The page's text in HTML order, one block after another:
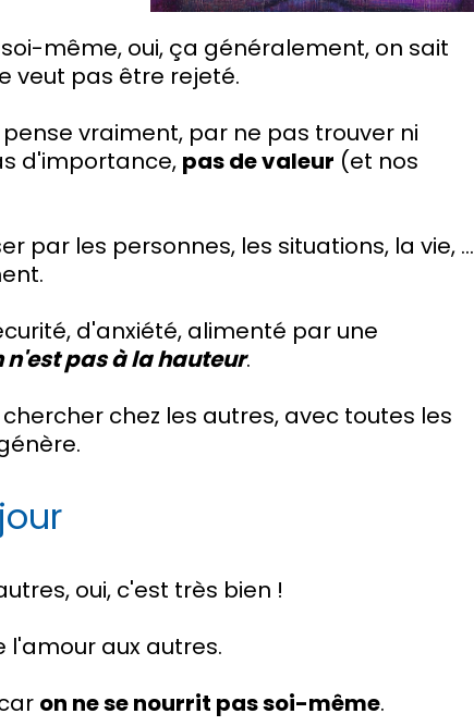
même, oui, ça généralement, on sait
veut pas être rejeté.
vraiment, par ne pas trouver ni
d'importance, pas de valeur (et nos
par les personnes, les situations, la vie, ...
d'anxiété, alimenté par une
n'est pas à la hauteur.
chez les autres, avec toutes les
oui, c'est très bien !
l'amour aux autres.
on ne se nourrit pas soi-même.